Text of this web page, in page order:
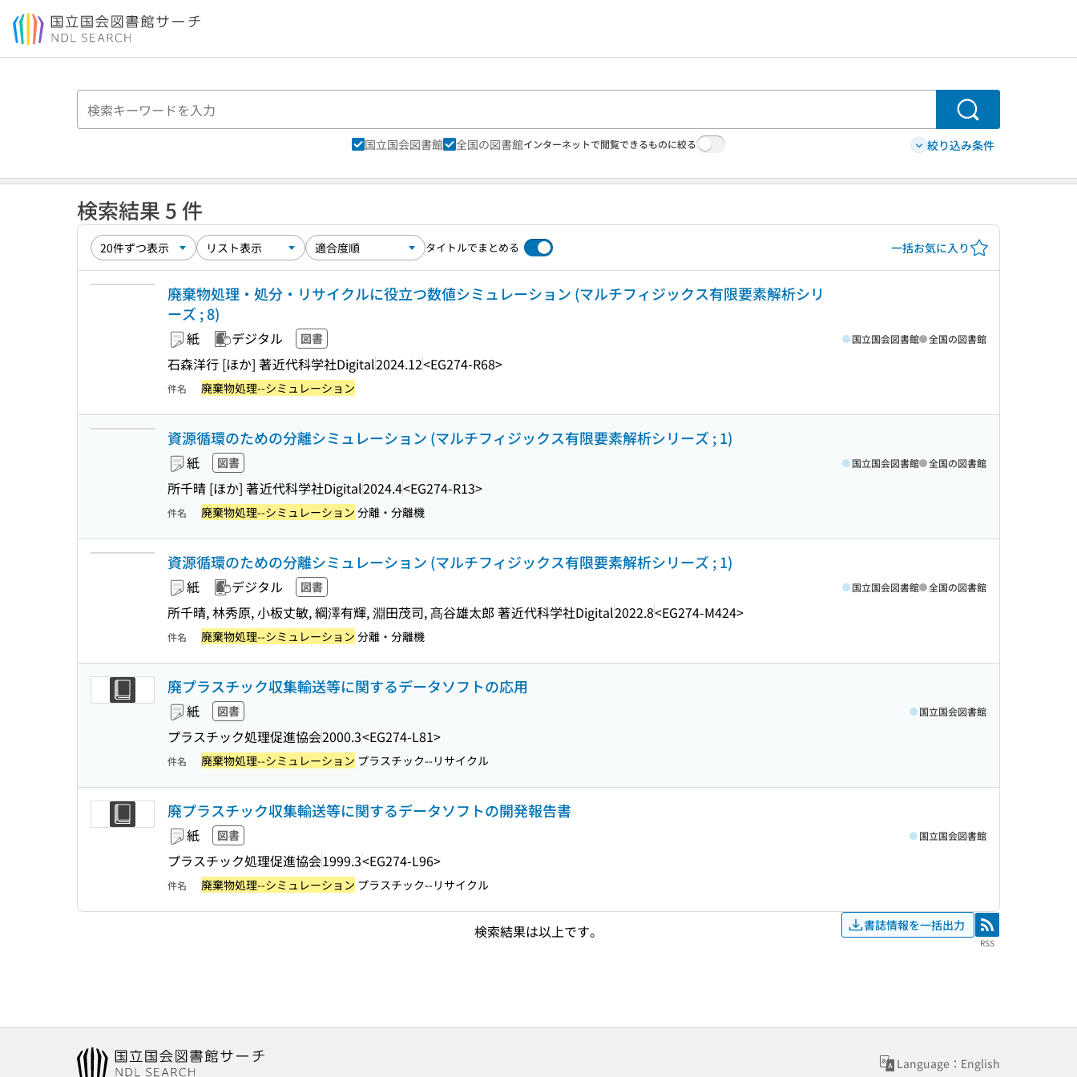
本文へ移動
検索
国立国会図書館 全国の図書館インターネットで閲覧できるものに絞る 絞り込み条件
検索結果 5 件
タイトルでまとめる 一括お気に入り
廃棄物処理・処分・リサイクルに役立つ数値シミュレーション (マルチフィジックス有限要素解析シリ
ーズ ; 8)
紙 デジタル 図書
石森洋行 [ほか] 著近代科学社Digital2024.12<EG274-R68>
国立国会図書館 全国の図書館
件名 廃棄物処理--シミュレーション
資源循環のための分離シミュレーション (マルチフィジックス有限要素解析シリーズ ; 1)
紙 図書
所千晴 [ほか] 著近代科学社Digital2024.4<EG274-R13>
国立国会図書館 全国の図書館
件名 廃棄物処理--シミュレーション 分離・分離機
資源循環のための分離シミュレーション (マルチフィジックス有限要素解析シリーズ ; 1)
紙 デジタル 図書
所千晴, 林秀原, 小板丈敏, 綱澤有輝, 淵田茂司, 髙谷雄太郎 著近代科学社Digital2022.8<EG274-M424>
国立国会図書館 全国の図書館
件名 廃棄物処理--シミュレーション 分離・分離機
廃プラスチック収集輸送等に関するデータソフトの応用
紙 図書
プラスチック処理促進協会2000.3<EG274-L81>
国立国会図書館
件名 廃棄物処理--シミュレーション プラスチック--リサイクル
廃プラスチック収集輸送等に関するデータソフトの開発報告書
紙 図書
プラスチック処理促進協会1999.3<EG274-L96>
国立国会図書館
件名 廃棄物処理--シミュレーション プラスチック--リサイクル
検索結果は以上です。 書誌情報を一括出力 RSS
RSS
Language：English